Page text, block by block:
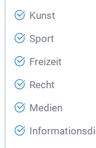
Kunst
Sport
Freizeit
Recht
Medien